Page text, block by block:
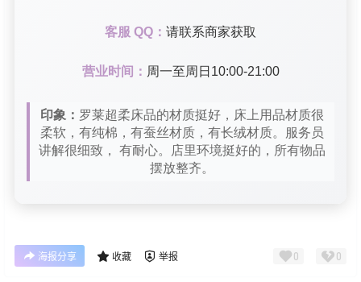
客服 QQ： 请联系商家获取
营业时间： 周一至周日10:00-21:00
印象： 罗莱超柔床品的材质挺好，床上用品材质很
柔软，有纯棉，有蚕丝材质，有长绒材质。服务员
讲解很细致， 有耐心。店里环境挺好的，所有物品
摆放整齐。
海报分享 收藏 举报 0 0